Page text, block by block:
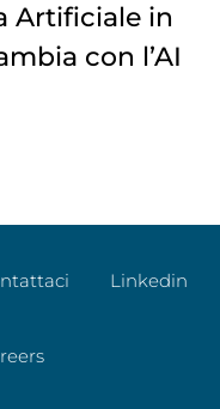
Artificiale in
con l’AI
Linkedin